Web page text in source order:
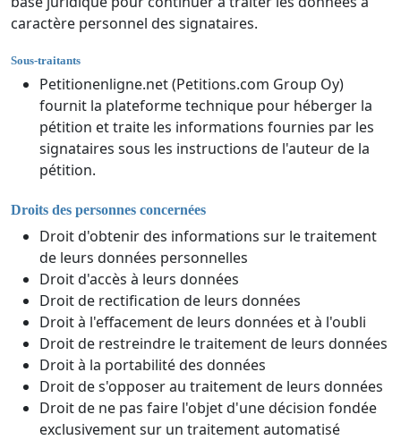
caractère personnel des signataires.
Sous-traitants
Petitionenligne.net (Petitions.com Group Oy)
fournit la plateforme technique pour héberger la
pétition et traite les informations fournies par les
signataires sous les instructions de l'auteur de la
pétition.
Droits des personnes concernées
Droit d'obtenir des informations sur le traitement
de leurs données personnelles
Droit d'accès à leurs données
Droit de rectification de leurs données
Droit à l'effacement de leurs données et à l'oubli
Droit de restreindre le traitement de leurs données
Droit à la portabilité des données
Droit de s'opposer au traitement de leurs données
Droit de ne pas faire l'objet d'une décision fondée
exclusivement sur un traitement automatisé